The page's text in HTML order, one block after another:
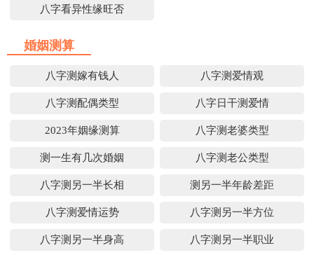
八字看异性缘旺否
婚姻测算
八字测嫁有钱人 八字测爱情观
八字测配偶类型 八字日干测爱情
2023年姻缘测算 八字测老婆类型
测一生有几次婚姻 八字测老公类型
八字测另一半长相 测另一半年龄差距
八字测爱情运势 八字测另一半方位
八字测另一半身高 八字测另一半职业